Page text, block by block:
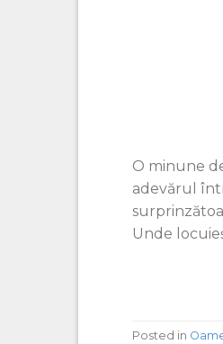
O minune
adevărul
Unde
Posted in